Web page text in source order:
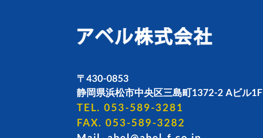
〒430-0853
静岡県浜松市中央区三島町1372-2 Aビル1F
TEL. 053-589-3281
FAX. 053-589-3282